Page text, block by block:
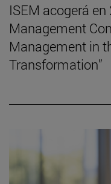
ISEM acogerá
Management
Management in
Transformation”